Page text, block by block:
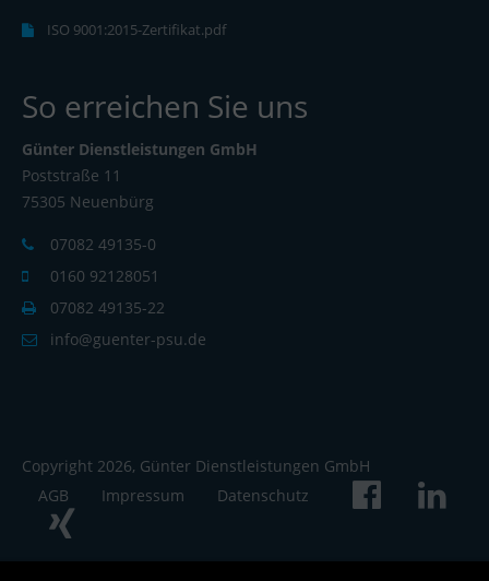
ISO 9001:2015-Zertifikat.pdf
So erreichen Sie uns
Günter Dienstleistungen GmbH
Poststraße 11
75305 Neuenbürg
07082 49135-0
0160 92128051
07082 49135-22
info@guenter-psu.de
Copyright 2026, Günter Dienstleistungen GmbH
AGB
Impressum Datenschutz